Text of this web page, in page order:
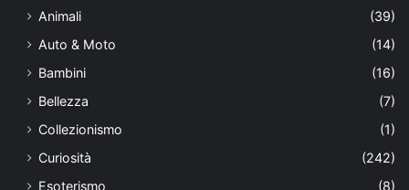
Animali
(39)
Auto & Moto
(14)
Bambini
(16)
Bellezza
(7)
Collezionismo
(1)
Curiosità
(242)
Esoterismo
(8)